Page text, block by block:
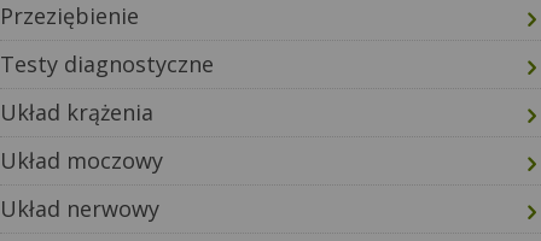
Przeziębienie
Testy diagnostyczne
Układ krążenia
Układ moczowy
Układ nerwowy